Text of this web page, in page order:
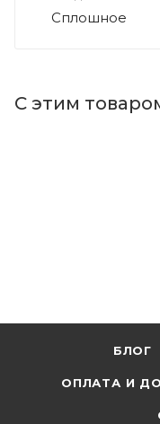
Сплошное
С этим
БЛОГ
ОПЛАТА И